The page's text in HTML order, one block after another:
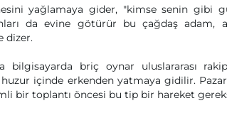
yağlamaya gider, "kimse senin gibi
da evine götürür bu çağdaş adam,
dizer.
bilgisayarda briç oynar uluslararası
içinde erkenden yatmaya gidilir.
bir toplantı öncesi bu tip bir hareket